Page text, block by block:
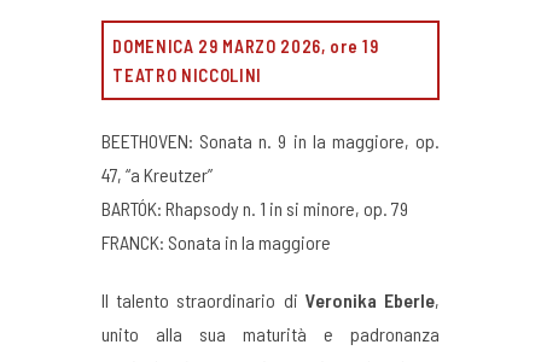
DOMENICA 29 MARZO 2026, ore 19
TEATRO NICCOLINI
BEETHOVEN: Sonata n. 9 in la maggiore, op.
47, “a Kreutzer”
BARTÓK: Rhapsody n. 1 in si minore, op. 79
FRANCK: Sonata in la maggiore
Il talento straordinario di Veronika Eberle,
unito alla sua maturità e padronanza